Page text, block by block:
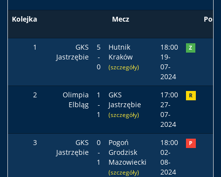
Kolejka Mecz
1
GKS
Jastrzębie
5
-
0
Hutnik
Kraków
(szczegóły)
18:00
19-
07-
2024
Z
2
Olimpia
Elbląg
1
-
1
GKS
Jastrzębie
(szczegóły)
17:00
27-
07-
2024
R
3
GKS
Jastrzębie
0
-
1
Pogoń
Grodzisk
Mazowiecki
(szczegóły)
18:00
02-
08-
2024
P